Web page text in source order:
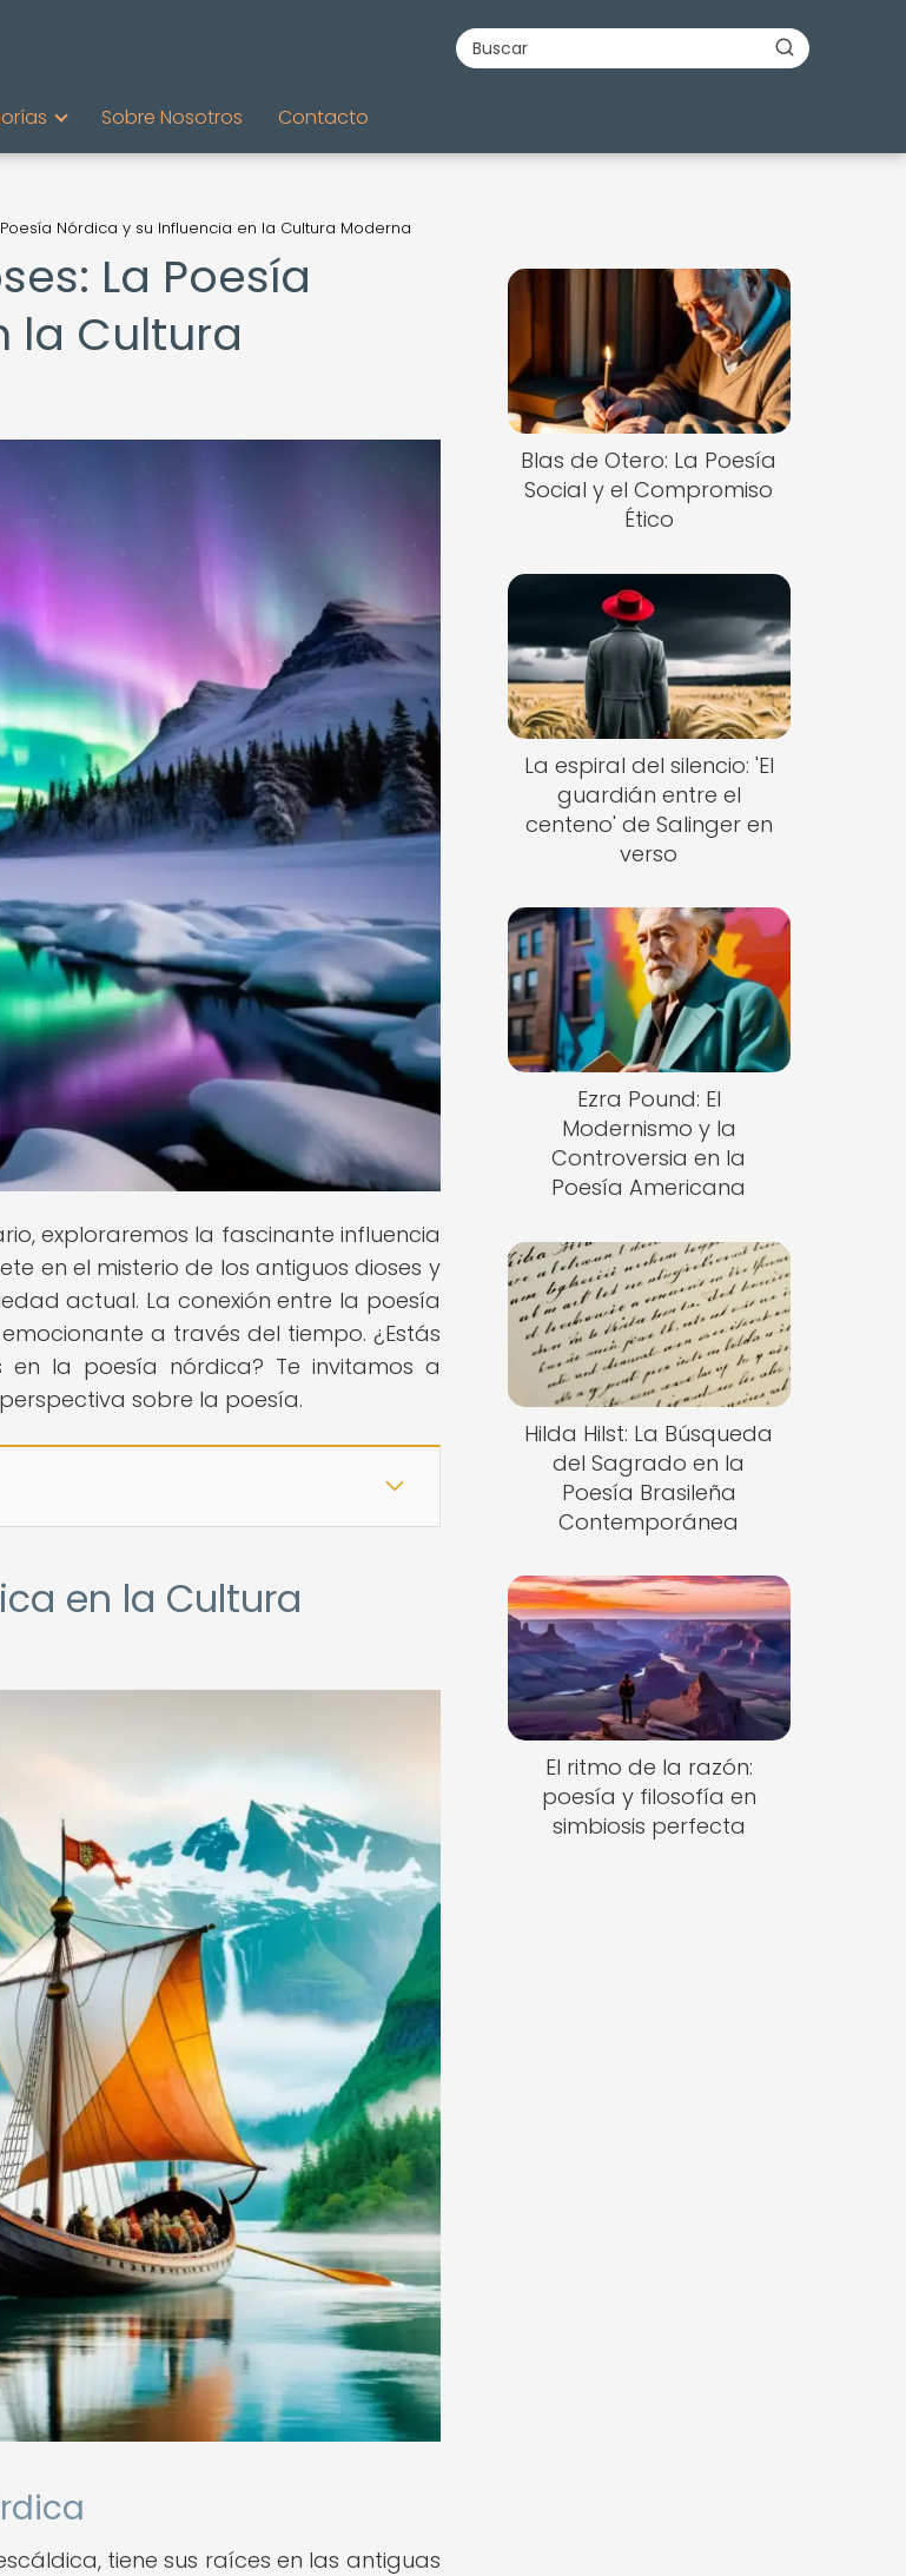
Sobre Nosotros Contacto
Nórdica y su Influencia en la Cultura Moderna
La Poesía
la Cultura
exploraremos la fascinante influencia
en el misterio de los antiguos dioses y
actual. La conexión entre la poesía
a través del tiempo. ¿Estás
la poesía nórdica? Te invitamos a
sobre la poesía.
en la Cultura
tiene sus raíces en las antiguas
Blas de Otero: La Poesía
Social y el Compromiso
Ético
La espiral del silencio: 'El
guardián entre el
centeno' de Salinger en
verso
Ezra Pound: El
Modernismo y la
Controversia en la
Poesía Americana
Hilda Hilst: La Búsqueda
del Sagrado en la
Poesía Brasileña
Contemporánea
El ritmo de la razón:
poesía y filosofía en
simbiosis perfecta